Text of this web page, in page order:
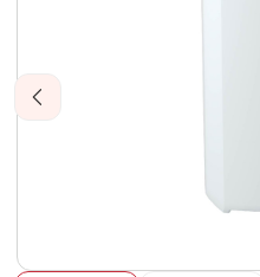
Previous